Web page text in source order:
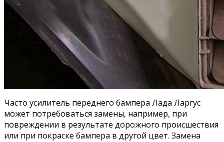
Часто усилитель переднего бампера Лада Ларгус
может потребоваться замены, например, при
повреждении в результате дорожного происшествия
или при покраске бампера в другой цвет. Замена